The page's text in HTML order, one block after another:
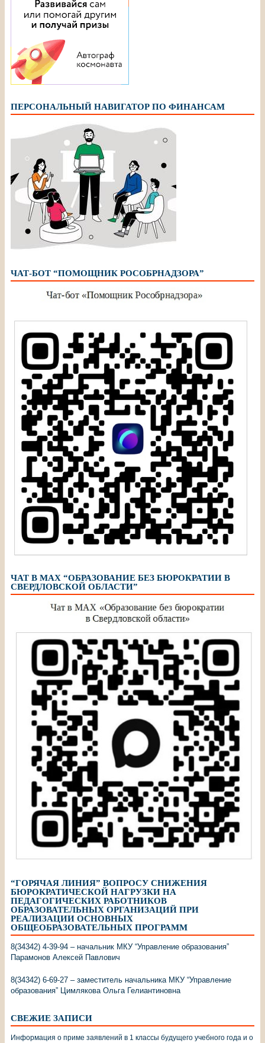
ПЕРСОНАЛЬНЫЙ НАВИГАТОР ПО ФИНАНСАМ
ЧАТ-БОТ “ПОМОЩНИК РОСОБРНАДЗОРА”
ЧАТ В МАХ “ОБРАЗОВАНИЕ БЕЗ БЮРОКРАТИИ В
СВЕРДЛОВСКОЙ ОБЛАСТИ”
“ГОРЯЧАЯ ЛИНИЯ” ВОПРОСУ СНИЖЕНИЯ
БЮРОКРАТИЧЕСКОЙ НАГРУЗКИ НА
ПЕДАГОГИЧЕСКИХ РАБОТНИКОВ
ОБРАЗОВАТЕЛЬНЫХ ОРГАНИЗАЦИЙ ПРИ
РЕАЛИЗАЦИИ ОСНОВНЫХ
ОБЩЕОБРАЗОВАТЕЛЬНЫХ ПРОГРАММ
8(34342) 4-39-94 – начальник МКУ “Управление образования”
Парамонов Алексей Павлович
8(34342) 6-69-27 – заместитель начальника МКУ “Управление
образования” Цимлякова Ольга Гелиантиновна
СВЕЖИЕ ЗАПИСИ
Информация о приме заявлений в 1 классы будущего учебного года и о